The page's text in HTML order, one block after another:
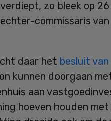
zo bleek op
commissaris
daar het besluit
kunnen doorgaan
aan
hoeven houden